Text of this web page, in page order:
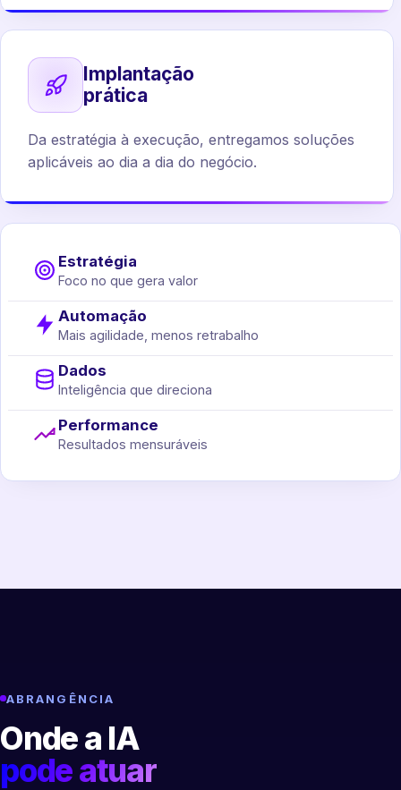
Implantação
prática
Da estratégia à execução, entregamos soluções
aplicáveis ao dia a dia do negócio.
Estratégia
Foco no que gera valor
Automação
Mais agilidade, menos retrabalho
Dados
Inteligência que direciona
Performance
Resultados mensuráveis
ABRANGÊNCIA
Onde a IA
pode atuar